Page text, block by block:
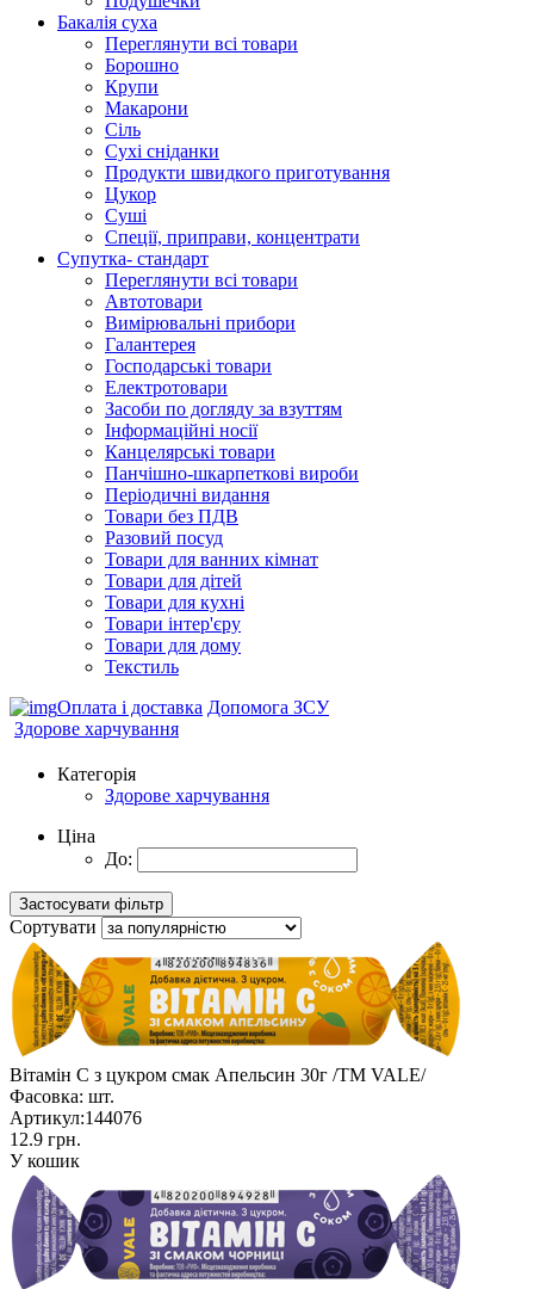
Бакалія суха
Переглянути всі товари
Борошно
Крупи
Макарони
Сіль
Сухі сніданки
Продукти швидкого приготування
Цукор
Суші
Спеції, приправи, концентрати
Супутка- стандарт
Переглянути всі товари
Автотовари
Вимірювальні прибори
Галантерея
Господарські товари
Електротовари
Засоби по догляду за взуттям
Інформаційні носії
Канцелярські товари
Панчішно-шкарпеткові вироби
Періодичні видання
Товари без ПДВ
Разовий посуд
Товари для ванних кімнат
Товари для дітей
Товари для кухні
Товари інтер'єру
Товари для дому
Текстиль
Оплата і доставка Допомога ЗСУ
Здорове харчування
Категорія
Здорове харчування
Ціна
До:
Сортувати
Вітамін С з цукром смак Апельсин 30г /ТМ VALE/
Фасовка: шт.
Артикул:144076
12.9 грн.
У кошик